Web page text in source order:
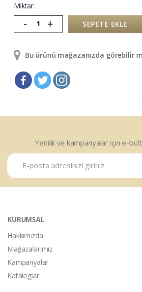
Miktar:
- + SEPETE EKLE
Bu ürünü mağazanızda görebilir
Yenilik ve kampanyalar için e-
KURUMSAL
Hakkımızda
Mağazalarımız
Kampanyalar
Kataloglar